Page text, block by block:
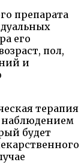
препарата
его
пол,
и
терапия
наблюдением
будет